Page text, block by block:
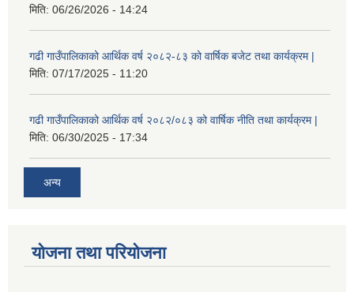
मिति: 06/26/2026 - 14:24
गढी गाउँपालिकाको आर्थिक वर्ष २०८२-८३ को वार्षिक बजेट तथा कार्यक्रम |
मिति: 07/17/2025 - 11:20
गढी गाउँपालिकाको आर्थिक वर्ष २०८२/०८३ को वार्षिक नीति तथा कार्यक्रम |
मिति: 06/30/2025 - 17:34
अन्य
योजना तथा परियोजना